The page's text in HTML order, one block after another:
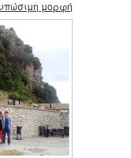
μορφή